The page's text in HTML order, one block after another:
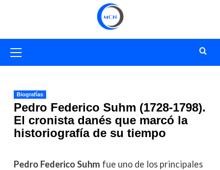
primario
Biografías
Pedro Federico Suhm (1728-1798).
El cronista danés que marcó la
historiografía de su tiempo
Pedro Federico Suhm fue uno de los principales